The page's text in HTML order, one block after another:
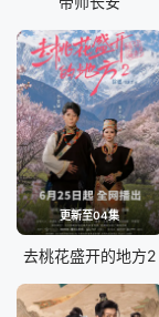
更新至04集
去桃花盛开的地方2